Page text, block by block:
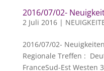
2016/07/02-
2 Juli 2016|
2016/07/02-
Regionale Treffen :
FranceSud-Est Westen